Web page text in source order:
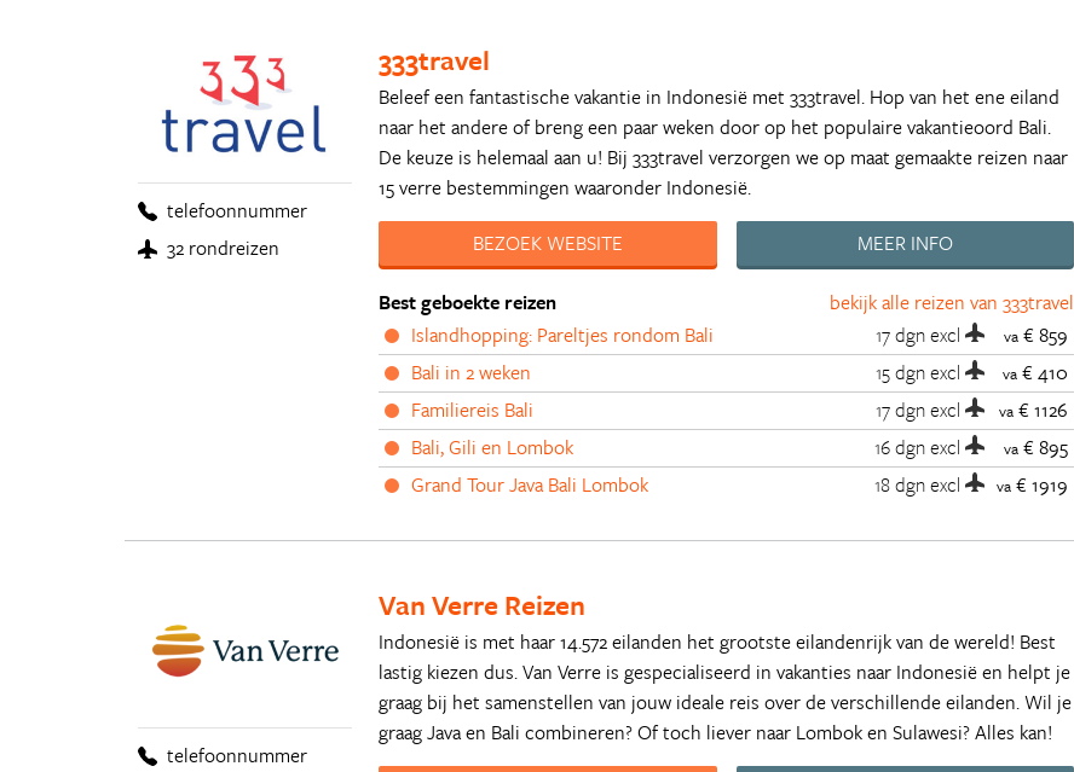
telefoonnummer
32 rondreizen
333travel
Beleef een fantastische vakantie in Indonesië met 333travel. Hop van het ene eiland
naar het andere of breng een paar weken door op het populaire vakantieoord Bali.
De keuze is helemaal aan u! Bij 333travel verzorgen we op maat gemaakte reizen naar
15 verre bestemmingen waaronder Indonesië.
BEZOEK WEBSITE
MEER INFO
bekijk alle reizen van 333travel
Best geboekte reizen
Islandhopping: Pareltjes rondom Bali
17 dgnexcl va € 859
Bali in 2 weken
15 dgnexcl va € 410
Familiereis Bali
17 dgnexcl va € 1126
Bali, Gili en Lombok
16 dgnexcl va € 895
Grand Tour Java Bali Lombok
18 dgnexcl va € 1919
telefoonnummer
Van Verre Reizen
Indonesië is met haar 14.572 eilanden het grootste eilandenrijk van de wereld! Best
lastig kiezen dus. Van Verre is gespecialiseerd in vakanties naar Indonesië en helpt je
graag bij het samenstellen van jouw ideale reis over de verschillende eilanden. Wil je
graag Java en Bali combineren? Of toch liever naar Lombok en Sulawesi? Alles kan!